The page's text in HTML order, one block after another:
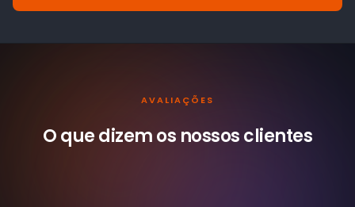
AVALIAÇÕES
O que dizem os nossosclientes